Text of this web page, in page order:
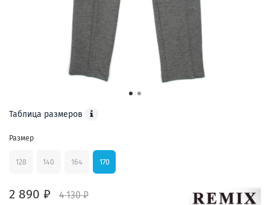
2 890 ₽ 4 130 ₽
Таблица размеров
Размер
128 140 164 170